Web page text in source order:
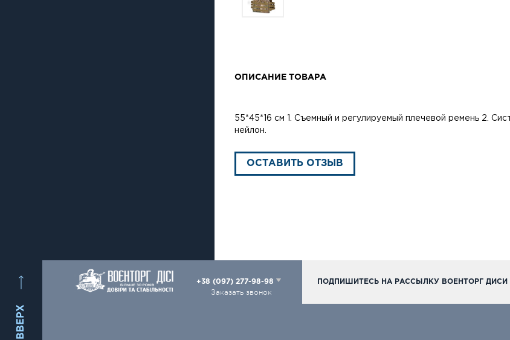
ОПИСАНИЕ ТОВАРА
55*45*16 см 1. Съемный и регулируемый плечевой ремень 2.
нейлон.
ОСТАВИТЬ ОТЗЫВ
ВВЕРХ
+38 (097) 277-98-98
Заказать звонок
ПОДПИШИТЕСЬ НА РАССЫЛКУ ВОЕНТОРГ ДИСИ